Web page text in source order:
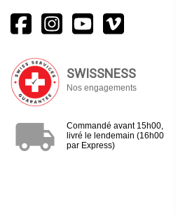
SWISSNESS
Nos engagements
local_shipping
Commandé avant 15h00,
livré le lendemain (16h00
par Express)